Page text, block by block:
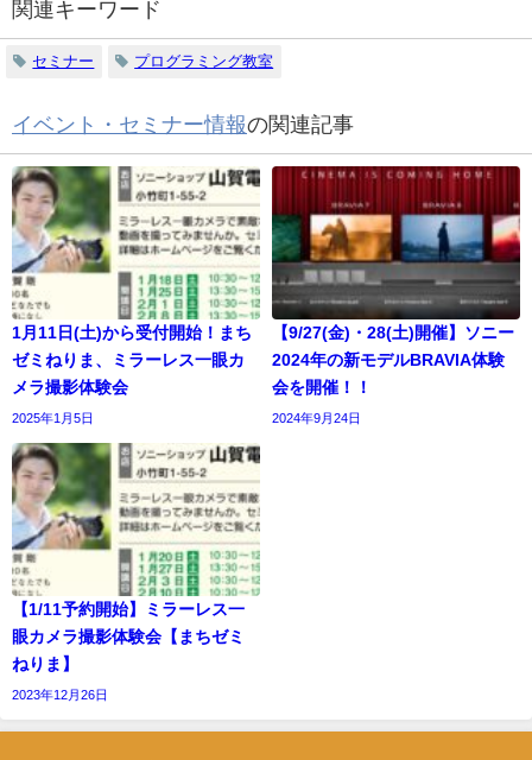
関連キーワード
セミナー プログラミング教室
イベント・セミナー情報の関連記事
1月11日(土)から受付開始！まち
ゼミねりま、ミラーレス一眼カ
メラ撮影体験会
2025年1月5日
【9/27(金)・28(土)開催】ソニー
2024年の新モデルBRAVIA体験
会を開催！！
2024年9月24日
【1/11予約開始】ミラーレス一
眼カメラ撮影体験会【まちゼミ
ねりま】
2023年12月26日